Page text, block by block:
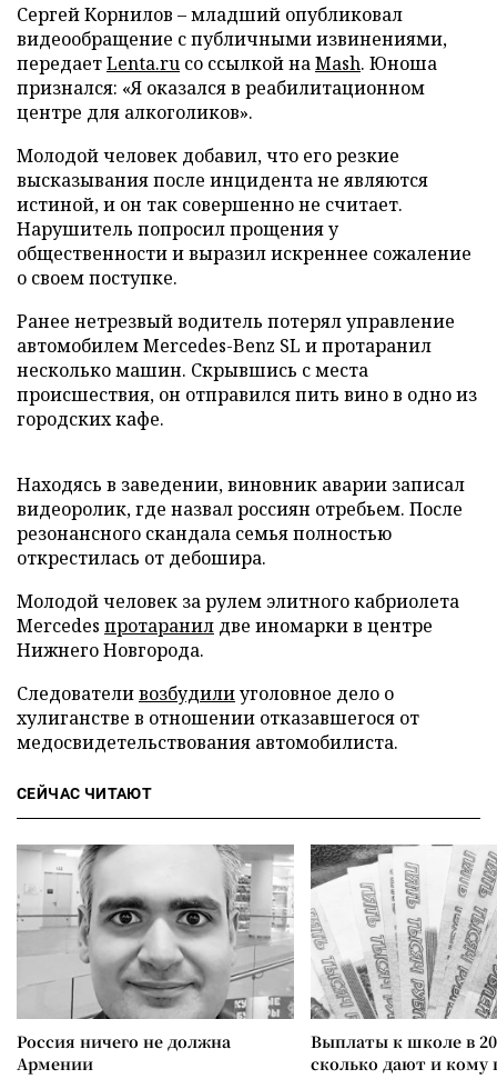
Сергей Корнилов – младший опубликовал
видеообращение с публичными извинениями,
передаетLenta.ru со ссылкой наMash. Юноша
признался: «Я оказался в реабилитационном
центре для алкоголиков».
Молодой человек добавил, что его резкие
высказывания после инцидента не являются
истиной, и он так совершенно не считает.
Нарушитель попросил прощения у
общественности и выразил искреннее сожаление
о своем поступке.
Ранее нетрезвый водитель потерял управление
автомобилем Mercedes-Benz SL и протаранил
несколько машин. Скрывшись с места
происшествия, он отправился пить вино в одно из
городских кафе.
Находясь в заведении, виновник аварии записал
видеоролик, где назвал россиян отребьем. После
резонансного скандала семья полностью
открестилась от дебошира.
Молодой человек за рулем элитного кабриолета
Mercedes протаранил две иномарки в центре
Нижнего Новгорода.
Следователивозбудилиуголовное дело о
хулиганстве в отношении отказавшегося от
медосвидетельствования автомобилиста.
СЕЙЧАС ЧИТАЮТ
Россия ничего не должна
Армении
Выплаты к школе в
сколько дают и